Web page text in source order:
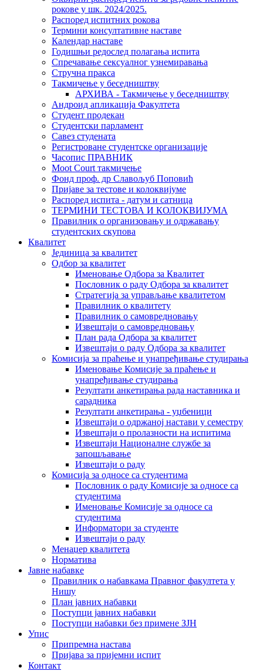
рокове у шк. 2024/2025.
Распоред испитних рокова
Термини консултативне наставе
Календар наставе
Годишњи редослед полагања испита
Спречавање сексуалног узнемиравања
Стручна пракса
Такмичење у беседништву
АРХИВА - Такмичење у беседништву
Андроид апликација Факултета
Студент продекан
Студентски парламент
Савез студената
Регистроване студентске организације
Часопис ПРАВНИК
Moot Court такмичење
Фонд проф. др Славољуб Поповић
Пријаве за тестове и колоквијуме
Распоред испита - датум и сатница
ТЕРМИНИ ТЕСТОВА И КОЛОКВИЈУМА
Правилник о организовању и одржавању
студентских скупова
Квалитет
Јединица за квалитет
Одбор за квалитет
Именовање Одбора за Квалитет
Пословник о раду Одбора за квалитет
Стратегија за управљање квалитетом
Правилник о квалитету
Правилник о самовредновању
Извештаји о самовредновању
План рада Одбора за квалитет
Извештаји о раду Одбора за квалитет
Комисија за праћење и унапређивање студирања
Именовање Комисије за праћење и
унапређивање студирања
Резултати анкетирања рада наставника и
сарадника
Резултати анкетирања - уџбеници
Извештаји о одржаној настави у семестру
Извештаји о пролазности на испитима
Извештаји Националне службе за
запошљавање
Извештаји о раду
Комисија за односе са студентима
Пословник о раду Комисије за односе са
студентима
Именовање Комисије за односе са
студентима
Информатори за студенте
Извештаји о раду
Менаџер квалитета
Норматива
Јавне набавке
Правилник о набавкама Правног факултета у
Нишу
План јавних набавки
Поступци јавних набавки
Поступци набавки без примене ЗЈН
Упис
Припремна настава
Пријава за пријемни испит
Контакт